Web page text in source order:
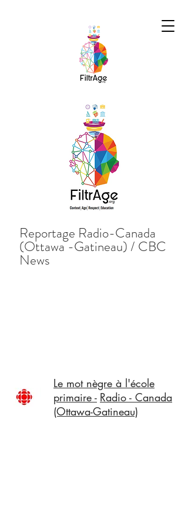
Reportage Radio-Canada
(Ottawa -Gatineau) / CBC
News
Le mot nègre à l'école
primaire - Radio - Canada
(Ottawa-Gatineau)